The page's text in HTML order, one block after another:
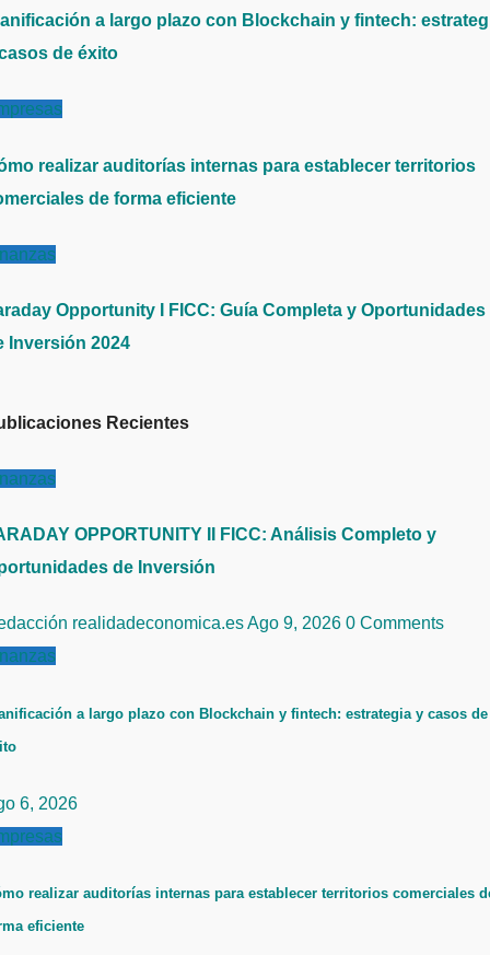
a largo plazo con Blockchain y fintech:
de éxito
realizar auditorías internas para establecer territorios
de forma eficiente
Opportunity I FICC: Guía Completa y Oportunidades
Inversión 2024
Recientes
OPPORTUNITY II FICC: Análisis Completo y
de Inversión
realidadeconomica.esAgo 9, 2026 0 Comments
a largo plazo con Blockchain y fintech: estrategia y casos de
6, 2026
realizar auditorías internas para establecer territorios comerciales
eficiente